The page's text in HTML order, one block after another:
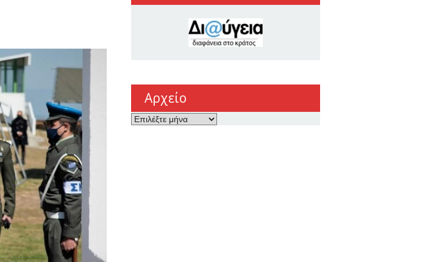
Αρχείο
Αρχείο